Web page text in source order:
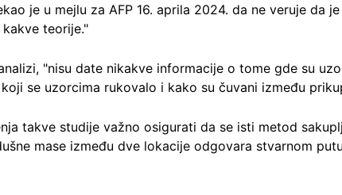
je u mejlu za AFP 16. aprila 2024. da ne veruje da
teorije."
"nisu date nikakve informacije o tome gde su
se uzorcima rukovalo i kako su čuvani između
takve studije važno osigurati da se isti metod
mase između dve lokacije odgovara stvarnom